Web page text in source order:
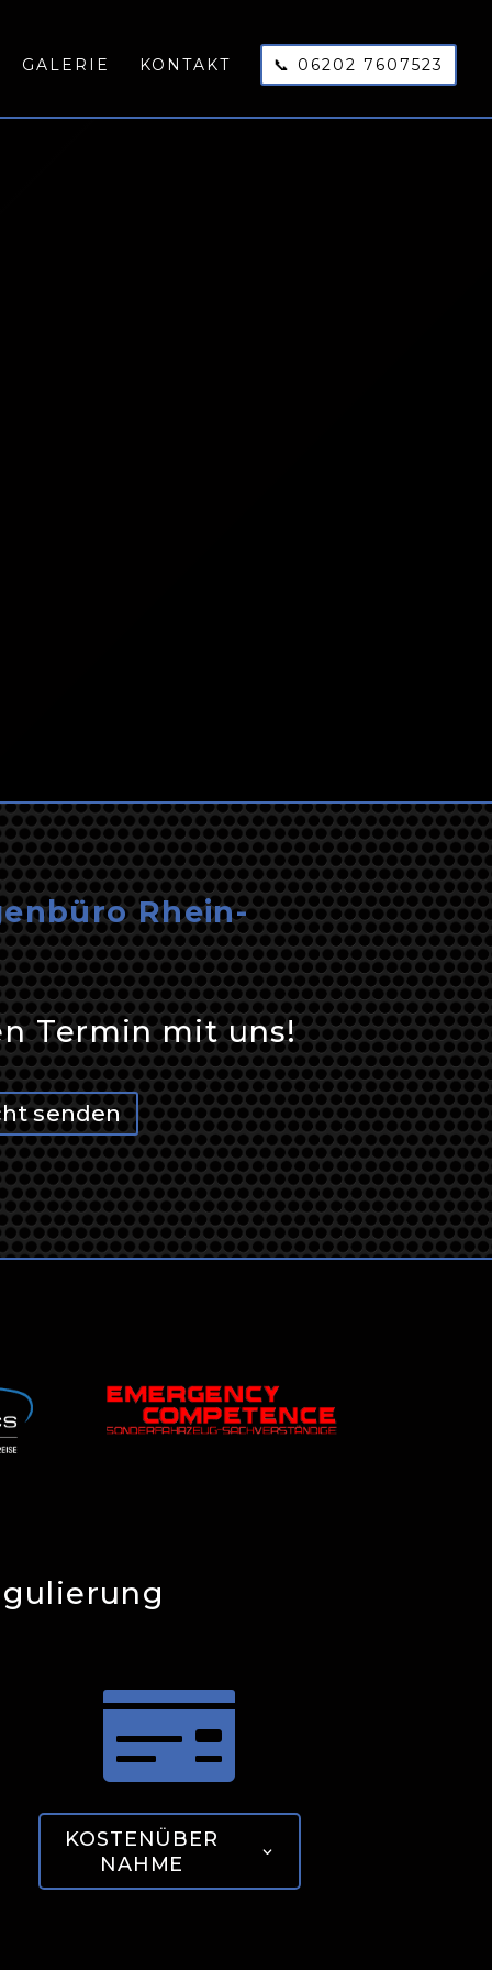
GALERIE KONTAKT 📞 06202 7607523
Rhein-
Termin mit uns!
senden

KOSTENÜBER
NAHME